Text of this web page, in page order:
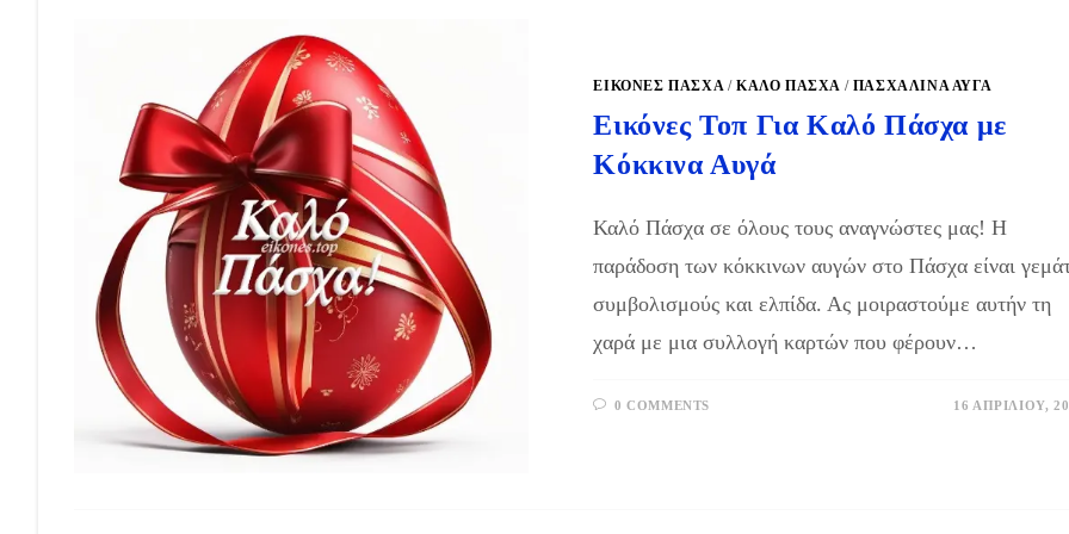
ΕΙΚΟΝΕΣ ΠΑΣΧΑ/ ΚΑΛΌ ΠΆΣΧΑ/ ΠΑΣΧΑΛΙΝΆ ΑΥΓΆ
Εικόνες Τοπ Για Καλό Πάσχα με
Κόκκινα Αυγά
Καλό Πάσχα σε όλους τους αναγνώστες μας! Η
παράδοση των κόκκινων αυγών στο Πάσχα είναι
συμβολισμούς και ελπίδα. Ας μοιραστούμε αυτήν τη
χαρά με μια συλλογή καρτών που φέρουν…
0 COMMENTS 16 ΑΠΡΙΛΊΟΥ,